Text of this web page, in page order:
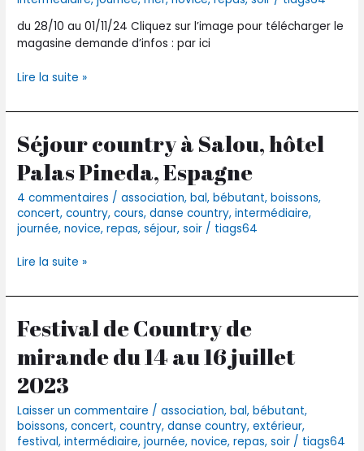
du 28/10 au 01/11/24 Cliquez sur l’image pour télécharger le
magasine demande d’infos : par ici
et
B’J
Lire la suite »
Séjour country à Salou, hôtel
Palas Pineda, Espagne
4 commentaires /association,bal,bébutant,boissons,
concert,country,cours,danse country,intermédiaire,
journée,novice,repas,séjour,soir / tiags64
Séjour
country
à
hôtel
Palas
Pineda,
Espagne
Lire la suite »
Festival de Country de
mirande du 14 au 16 juillet
2023
Laisser un commentaire /association,bal,bébutant,
boissons,concert,country,danse country,extérieur,
festival,intermédiaire,journée,novice,repas,soir / tiags64
Festival
de
Country
mirande
du
14
au